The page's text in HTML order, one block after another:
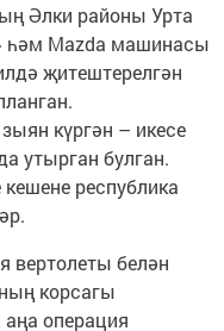
Әлки районы Урта
һәм Mazda машинасы
җитештерелгән
күргән – икесе
утырган булган.
республика
вертолеты белән
корсагы
операция